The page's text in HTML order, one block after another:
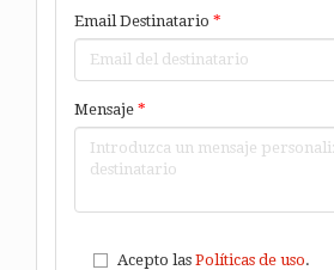
Email Destinatario *
Mensaje *
Acepto las Políticas de uso.